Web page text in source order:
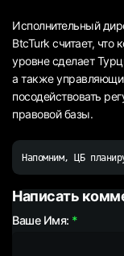
Исполнительный
BtcTurk считает, что
уровне сделает
а также
посодействовать
правовой базы.
Написать
Ваше Имя: